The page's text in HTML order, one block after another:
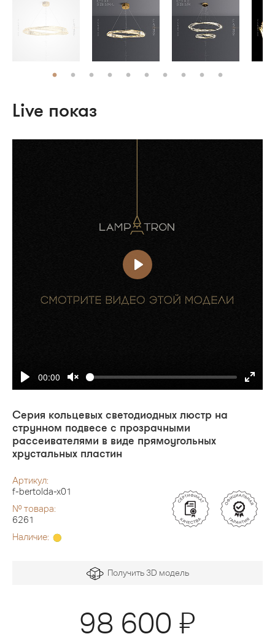
Live показ
00:00
Серия кольцевых светодиодных люстр на
струнном подвесе с прозрачными
рассеивателями в виде прямоугольных
хрустальных пластин
Артикул:
f-bertolda-x01
№ товара:
6261
Наличие:
Получить 3D модель
98 600 Я